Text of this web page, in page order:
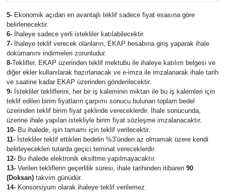
5-Ekonomik açıdan en avantajlı teklif sadece fiyat esasına göre
belirlenecektir.
6-İhaleye sadece yerli istekliler katılabilecektir.
7-İhaleye teklif verecek olanların, EKAP hesabına giriş yaparak ihale
dokümanını indirmeleri zorunludur.
8-Teklifler, EKAP üzerinden teklif mektubu ile ihaleye katılım belgesi ve
diğer ekler kullanılarak hazırlanacak ve e-imza ile imzalanarak ihale tarih
ve saatine kadar EKAP üzerinden gönderilecektir.
9-İstekliler tekliflerini, her bir iş kaleminin miktarı ile bu iş kalemleri için
teklif edilen birim fiyatların çarpımı sonucu bulunan toplam bedel
üzerinden teklif birim fiyat şeklinde vereceklerdir. İhale sonucunda,
üzerine ihale yapılan istekliyle birim fiyat sözleşme imzalanacaktır.
10-Bu ihalede, işin tamamı için teklif verilecektir.
11-İstekliler teklif ettikleri bedelin %3’ünden az olmamak üzere kendi
belirleyecekleri tutarda geçici teminat vereceklerdir.
12-Bu ihalede elektronik eksiltme yapılmayacaktır.
13-Verilen tekliflerin geçerlilik süresi, ihale tarihinden itibaren 90
(Doksan)takvim günüdür.
14-Konsorsiyum olarak ihaleye teklif verilemez.
Yemek Tarifleri
Yerel Haberler